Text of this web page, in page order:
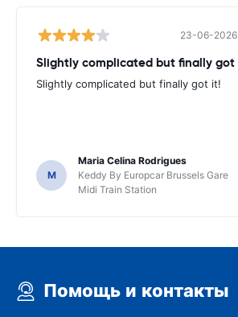
23-06-2026
Slightly complicated but finally got
Slightly complicated but finally got it!
M
Maria Celina Rodrigues
Keddy By Europcar Brussels Gare
Midi Train Station
Помощь и контакты